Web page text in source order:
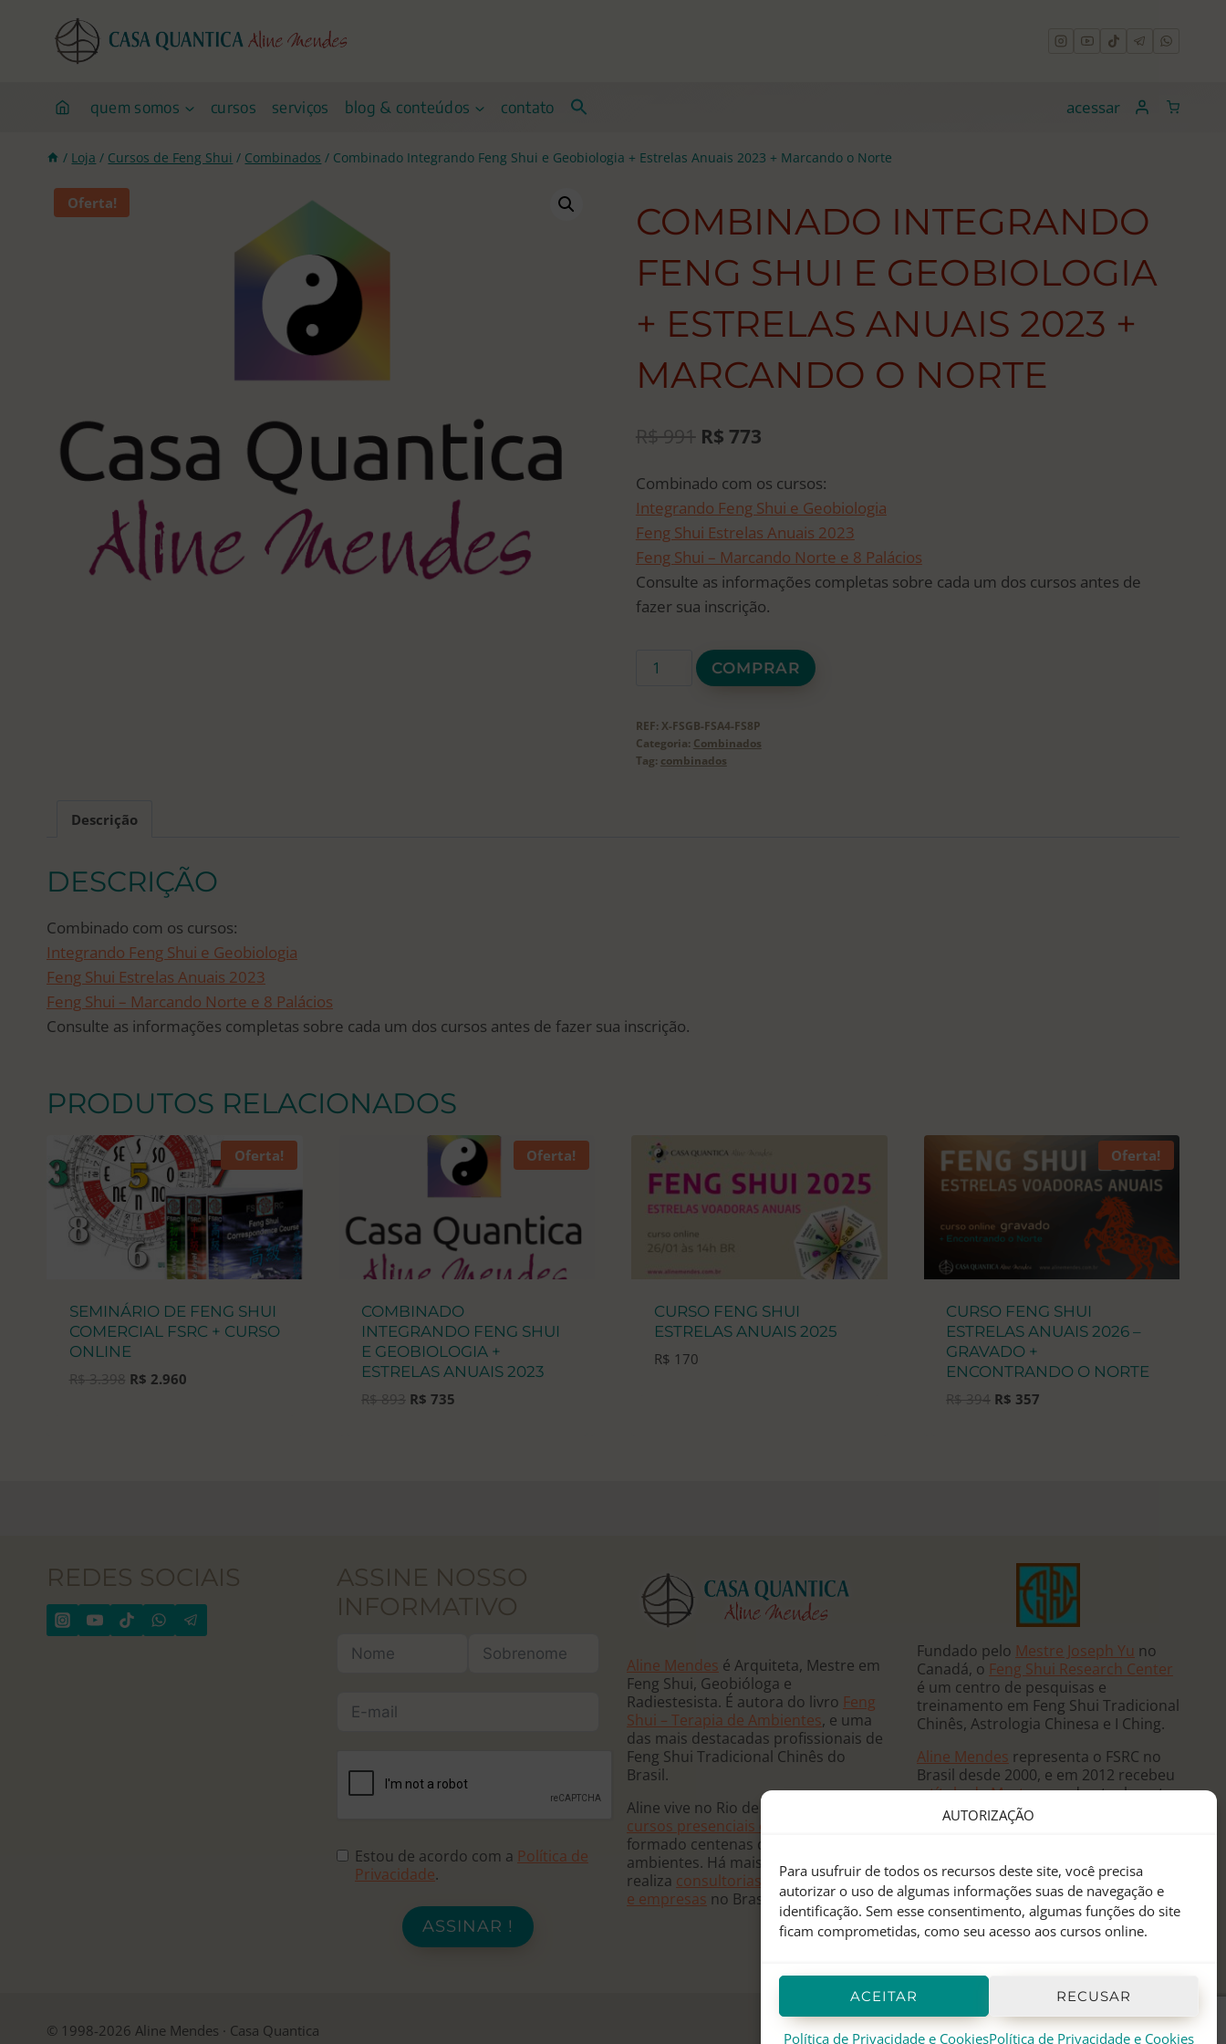
AUTORIZAÇÃO
Para usufruir de todos os recursos deste site, você precisa
autorizar o uso de algumas informações suas de navegação e
identificação. Sem esse consentimento, algumas funções do site
ficam comprometidas, como seu acesso aos cursos online.
ACEITAR RECUSAR
Política de Privacidade e CookiesPolítica de Privacidade e Cookies
quem somos cursos serviços blog & conteúdos contato acessar
/ Loja / Cursos de Feng Shui / Combinados / Combinado Integrando Feng Shui e Geobiologia + Estrelas Anuais 2023 + Marcando o Norte
Oferta!
COMBINADO INTEGRANDO
FENG SHUI E GEOBIOLOGIA
+ ESTRELAS ANUAIS 2023 +
MARCANDO O NORTE
R$991 O
original
era:
R$ 991.
R$ 773O
atual
é:
R$ 773.
Combinado com os cursos:
Integrando Feng Shui e Geobiologia
Feng Shui Estrelas Anuais 2023
Feng Shui – Marcando Norte e 8 Palácios
Consulte as informações completas sobre cada um dos cursos antes de
fazer sua inscrição.
Combinado
Integrando
Shui
e
COMPRAR
REF: X-FSGB-FSA4-FS8P
Categoria: Combinados
Tag: combinados
Descrição
DESCRIÇÃO
Combinado com os cursos:
Integrando Feng Shui e Geobiologia
Feng Shui Estrelas Anuais 2023
Feng Shui – Marcando Norte e 8 Palácios
Consulte as informações completas sobre cada um dos cursos antes de fazer sua inscrição.
PRODUTOS RELACIONADOS
Oferta!
SEMINÁRIO DE FENG SHUI
COMERCIAL FSRC + CURSO
ONLINE
R$3.398 O
R$ 2.960O
Oferta!
COMBINADO
INTEGRANDO FENG SHUI
E GEOBIOLOGIA +
ESTRELAS ANUAIS 2023
R$893 O
R$ 735
CURSO FENG SHUI
ESTRELAS ANUAIS 2025
R$ 170
Oferta!
CURSO FENG SHUI
ESTRELAS ANUAIS 2026 –
GRAVADO +
ENCONTRANDO O NORTE
R$394 O
R$ 357
REDES SOCIAIS
ASSINE NOSSO
INFORMATIVO
Estou de acordo com a Política de
Privacidade.
ASSINAR !
Aline Mendes é Arquiteta, Mestre em
Feng Shui, Geobióloga e
Radiestesista. É autora do livro Feng
Shui – Terapia de Ambientes, e uma
das mais destacadas profissionais de
Feng Shui Tradicional Chinês do
Brasil.
Aline vive no Rio de Janeiro e ministra
cursos presenciais e online
formado centenas de terapeutas de
ambientes. Há mais de 20 anos
realiza consultorias para residências
e empresas no Brasil e no mundo.
Fundado pelo Mestre Joseph Yu no
Canadá, o Feng Shui Research Center
é um centro de pesquisas e
treinamento em Feng Shui Tradicional
Chinês, Astrologia Chinesa e I Ching.
Aline Mendes representa o FSRC no
Brasil desde 2000, e em 2012 recebeu
otítulo de Mestre, sendo atualmente
a únicaMentora Oficial
língua portuguesa.
© 1998-2026 Aline Mendes · Casa Quantica